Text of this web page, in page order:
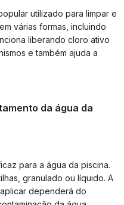
utilizado para limpar e
várias formas, incluindo
liberando cloro ativo
e também ajuda a
da água da
para a água da piscina.
granulado ou líquido. A
dependerá do